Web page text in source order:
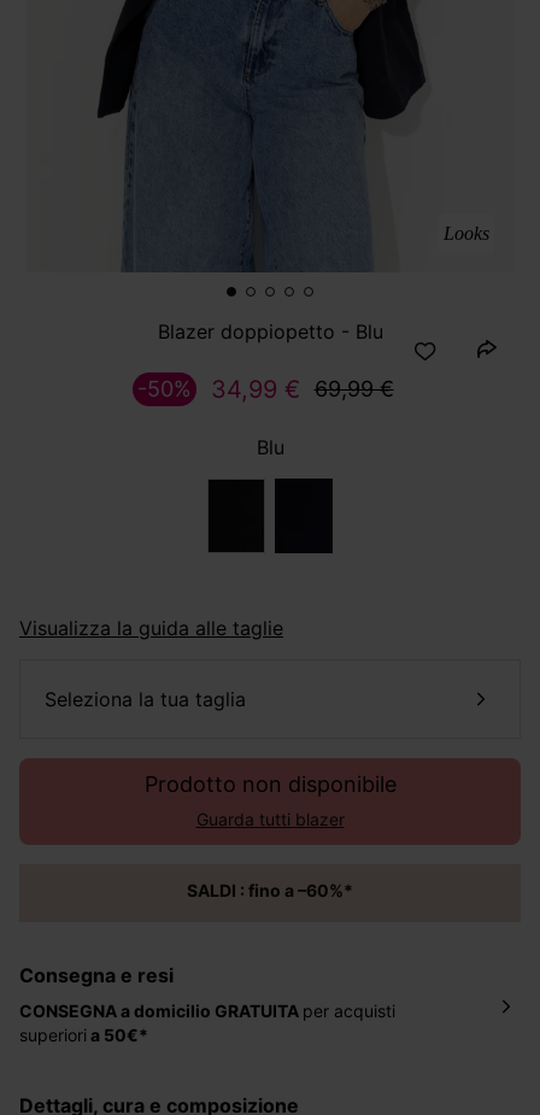
Looks
Blazer doppiopetto - Blu
34,99 € 69,99 €
-50%
Blu
Visualizza la guida alle taglie
seleziona la tua taglia
Prodotto non disponibile
Guarda tutti blazer
SALDI : fino a –60%*
Consegna e resi
CONSEGNA a domicilio GRATUITA per acquisti
superiori a 50€*
dettagli, cura e composizione